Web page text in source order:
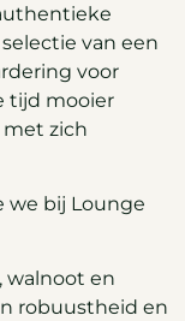
van een
voor
tijd mooier
zich
we bij Lounge
walnoot en
robuustheid en